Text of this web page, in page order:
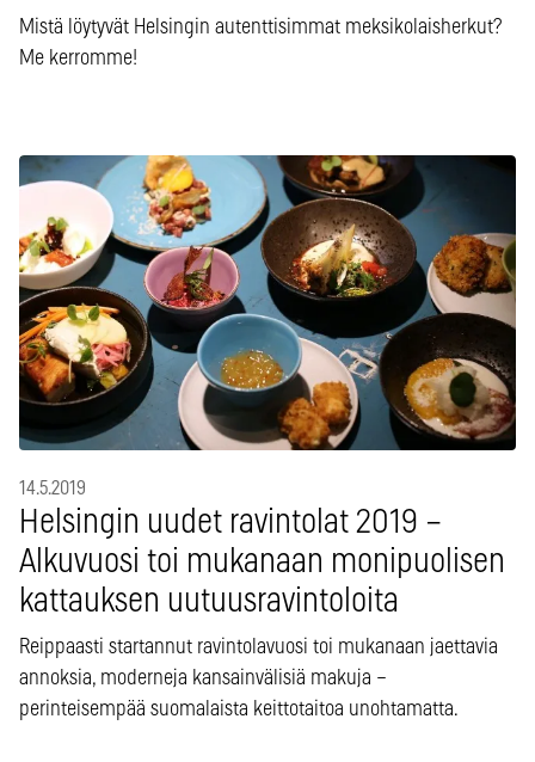
Mistä löytyvät Helsingin autenttisimmat meksikolaisherkut?
Me kerromme!
14.5.2019
Helsingin uudet ravintolat 2019 –
Alkuvuosi toi mukanaan monipuolisen
kattauksen uutuusravintoloita
Reippaasti startannut ravintolavuosi toi mukanaan jaettavia
annoksia, moderneja kansainvälisiä makuja –
perinteisempää suomalaista keittotaitoa unohtamatta.